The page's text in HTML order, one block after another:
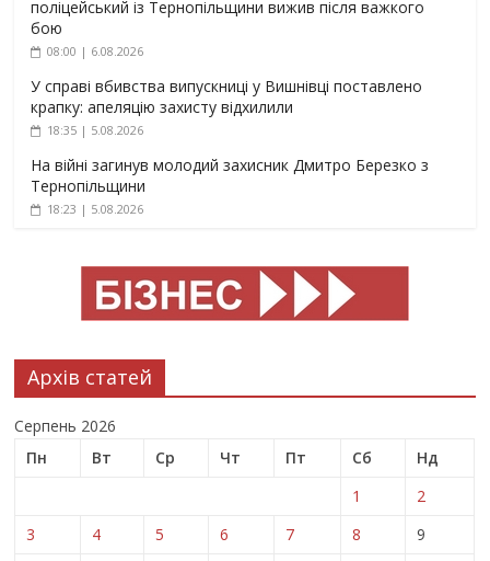
поліцейський із Тернопільщини вижив після важкого
бою
08:00 | 6.08.2026
У справі вбивства випускниці у Вишнівці поставлено
крапку: апеляцію захисту відхилили
18:35 | 5.08.2026
На війні загинув молодий захисник Дмитро Березко з
Тернопільщини
18:23 | 5.08.2026
Архів статей
Серпень 2026
Пн
Вт Ср Чт Пт Сб
Нд
1
2
3
4 5 6 7 8
9